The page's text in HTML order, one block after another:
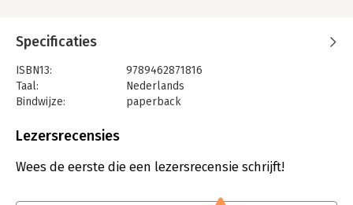
Specificaties
ISBN13:
9789462871816
Taal:
Nederlands
Bindwijze:
paperback
Uitgever:
Hoofdrubriek:
Economie
Lezersrecensies
Wees de eerste die een lezersrecensie schrijft!